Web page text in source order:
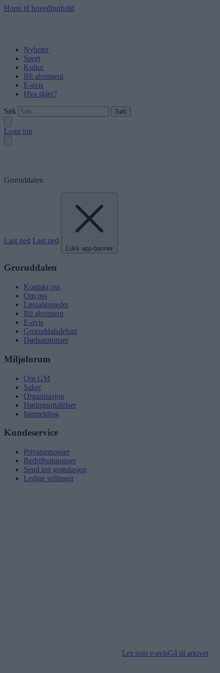
Hopp til hovedinnhold
Nyheter
Sport
Kultur
Bli abonnent
E-avis
Hva skjer?
Søk
Logg inn
Groruddalen
Last ned Last ned
Lukk app-banner
Groruddalen
Kontakt oss
Om oss
Løssalgssteder
Bli abonnent
E-avis
Groruddalsdebatt
Dødsannonser
Miljøforum
Om GM
Saker
Organisasjon
Høringsuttalelser
Innmelding
Kundeservice
Privatannonser
Bedriftsannonser
Send inn gratulasjon
Ledige stillinger
Les som e-avisGå til arkivet